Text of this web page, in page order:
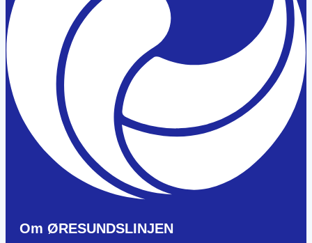
Om ØRESUNDSLINJEN